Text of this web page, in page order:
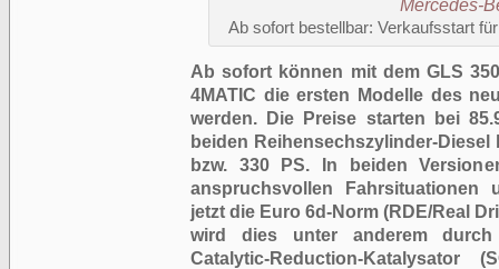
Ab sofort bestellbar: Verkaufsstart
Ab sofort können mit dem GLS
4MATIC die ersten Modelle des
werden. Die Preise starten bei
beiden Reihensechs­zylinder-
bzw. 330 PS. In beiden
anspruchsvollen Fahrsituationen
jetzt die Euro 6d-Norm (RDE/Real
wird dies unter anderem durch
Catalytic-Reduction-Katalysator